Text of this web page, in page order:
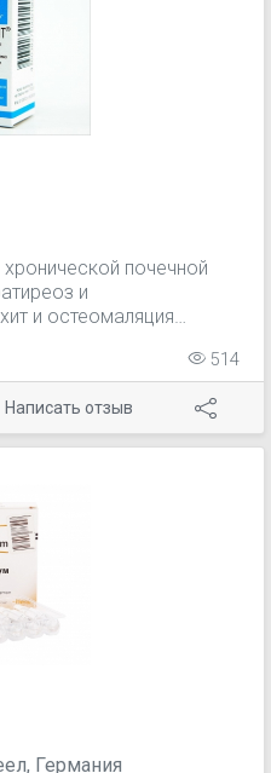
почечной
и
и остеомаляция
стероидный), почечный
почечный
поздним рахитом и
514
Написать отзыв
Германия